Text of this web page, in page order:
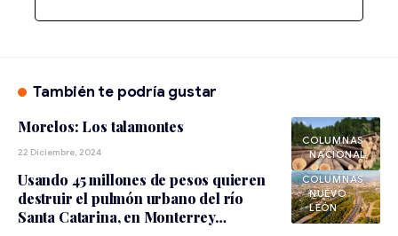
También te podría gustar
COLUMNAS‏
NACIONAL
Morelos: Los talamontes
22 Diciembre, 2024
COLUMNAS‏
NUEVO
LEÓN
Usando 45 millones de pesos quieren
destruir el pulmón urbano del río
Santa Catarina, en Monterrey…